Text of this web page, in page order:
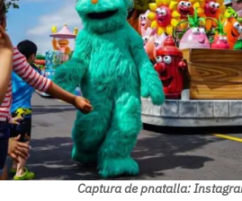
Captura de pnatalla: